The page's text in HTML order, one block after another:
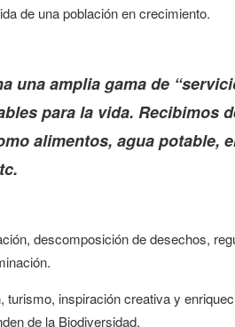
de una población en crecimiento.
una amplia gama de
para la vida. Recibimos
alimentos, agua potable,
descomposición de desechos,
inspiración creativa y
de la Biodiversidad.